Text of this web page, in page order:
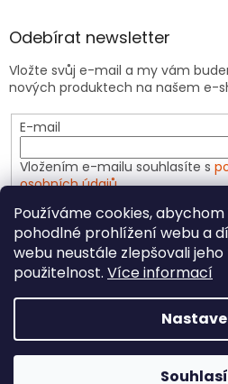
Používáme cookies,
pohodlné prohlížení webu a
webu neustále zlepšovali
použitelnost. Více informací
Odebírat newsletter
Vložte svůj e-mail a my vám
nových produktech na našem e-
E-mail
Vložením e-mailu souhlasíte s
osobních údajů
PŘIHLÁSIT SE
Copyright 2026